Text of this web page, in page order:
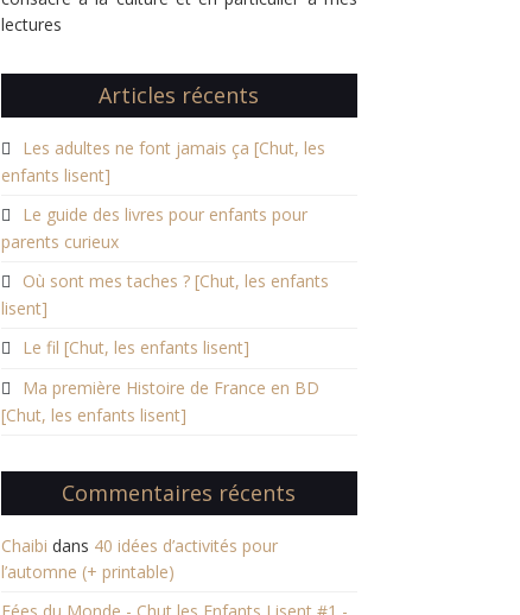
lectures
Articles récents
Les adultes ne font jamais ça [Chut, les
enfants lisent]
Le guide des livres pour enfants pour
parents curieux
Où sont mes taches ? [Chut, les enfants
lisent]
Le fil [Chut, les enfants lisent]
Ma première Histoire de France en BD
[Chut, les enfants lisent]
Commentaires récents
Chaibi dans 40 idées d’activités pour
l’automne (+ printable)